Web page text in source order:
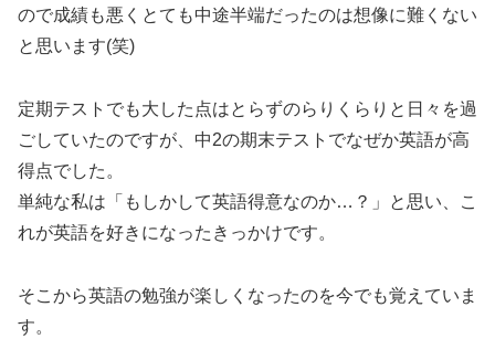
ので成績も悪くとても中途半端だったのは想像に難くない
と思います(笑)
定期テストでも大した点はとらずのらりくらりと日々を過
ごしていたのですが、中2の期末テストでなぜか英語が高
得点でした。
単純な私は「もしかして英語得意なのか…？」と思い、こ
れが英語を好きになったきっかけです。
そこから英語の勉強が楽しくなったのを今でも覚えていま
す。